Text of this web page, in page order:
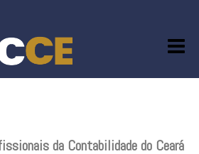
da Contabilidade do Ceará